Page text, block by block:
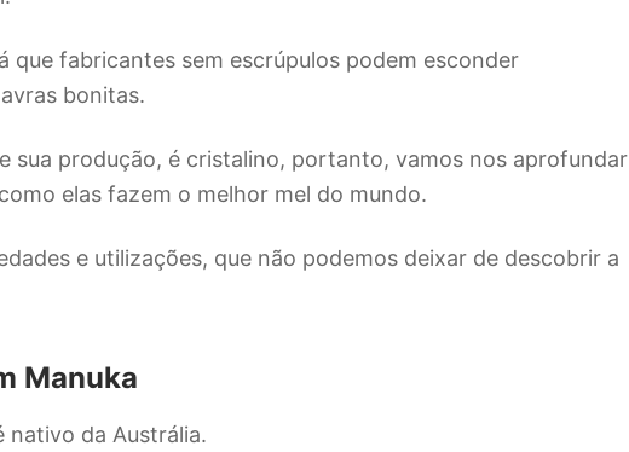
que fabricantes sem escrúpulos podem esconder
bonitas.
sua produção, é cristalino, portanto, vamos nos aprofundar
elas fazem o melhor mel do mundo.
e utilizações, que não podemos deixar de descobrir a
Manuka
nativo da Austrália.